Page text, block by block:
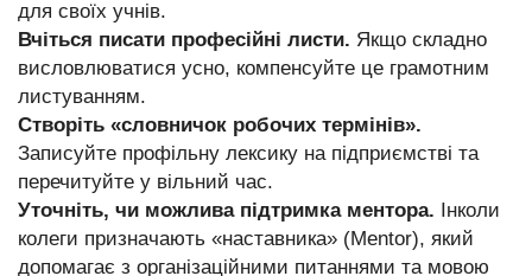
для своїх учнів.
Вчіться писати професійні листи. Якщо складно
висловлюватися усно, компенсуйте це грамотним
листуванням.
Створіть «словничок робочих термінів».
Записуйте профільну лексику на підприємстві та
перечитуйте у вільний час.
Уточніть, чи можлива підтримка ментора. Інколи
колеги призначають «наставника» (Mentor), який
допомагає з організаційними питаннями та мовою